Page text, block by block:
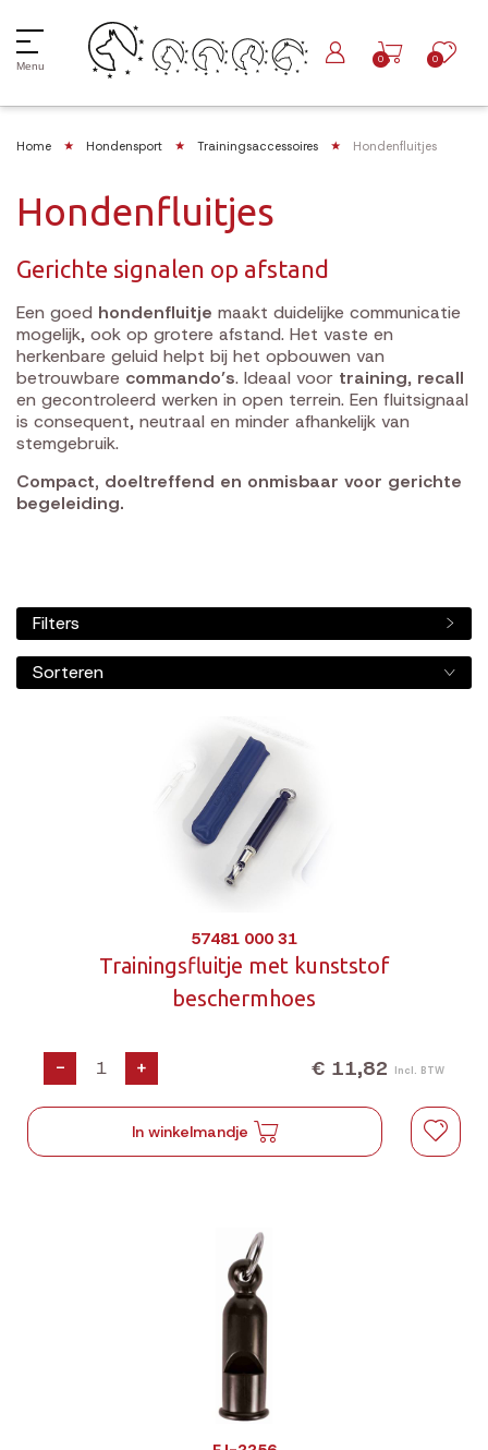
Menu
0 0
Home Hondensport Trainingsaccessoires Hondenfluitjes
Hondenfluitjes
Gerichte signalen op afstand
Een goed hondenfluitje maakt duidelijke communicatie
mogelijk, ook op grotere afstand. Het vaste en
herkenbare geluid helpt bij het opbouwen van
betrouwbare commando’s. Ideaal voor training, recall
en gecontroleerd werken in open terrein. Een fluitsignaal
is consequent, neutraal en minder afhankelijk van
stemgebruik.
Compact, doeltreffend en onmisbaar voor gerichte
begeleiding.
Filters
Sorteren
57481 000 31
Trainingsfluitje met kunststof
beschermhoes
- + € 11,82 Incl. BTW
In winkelmandje